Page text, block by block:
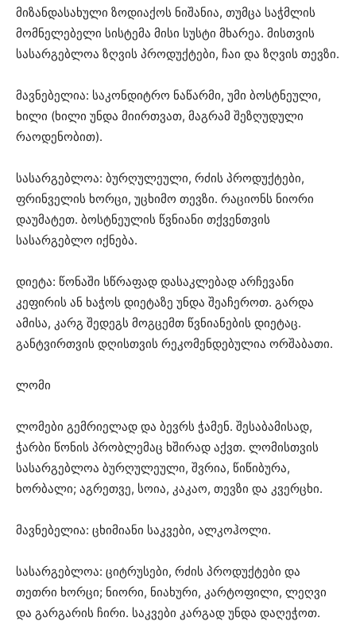
მიზანდასახული ზოდიაქოს ნიშანია, თუმცა საჭმლის
მომნელებელი სისტემა მისი სუსტი მხარეა. მისთვის
სასარგებლოა ზღვის პროდუქტები, ჩაი და ზღვის თევზი.
მავნებელია: საკონდიტრო ნაწარმი, უმი ბოსტნეული,
ხილი (ხილი უნდა მიირთვათ, მაგრამ შეზღუდული
რაოდენობით).
სასარგებლოა: ბურღულეული, რძის პროდუქტები,
ფრინველის ხორცი, უცხიმო თევზი. რაციონს ნიორი
დაუმატეთ. ბოსტნეულის წვნიანი თქვენთვის
სასარგებლო იქნება.
დიეტა: წონაში სწრაფად დასაკლებად არჩევანი
კეფირის ან ხაჭოს დიეტაზე უნდა შეაჩეროთ. გარდა
ამისა, კარგ შედეგს მოგცემთ წვნიანების დიეტაც.
განტვირთვის დღისთვის რეკომენდებულია ორშაბათი.
ლომი
ლომები გემრიელად და ბევრს ჭამენ. შესაბამისად,
ჭარბი წონის პრობლემაც ხშირად აქვთ. ლომისთვის
სასარგებლოა ბურღულეული, შვრია, წიწიბურა,
ხორბალი; აგრეთვე, სოია, კაკაო, თევზი და კვერცხი.
მავნებელია: ცხიმიანი საკვები, ალკოჰოლი.
სასარგებლოა: ციტრუსები, რძის პროდუქტები და
თეთრი ხორცი; ნიორი, ნიახური, კარტოფილი, ლეღვი
და გარგარის ჩირი. საკვები კარგად უნდა დაღეჭოთ.